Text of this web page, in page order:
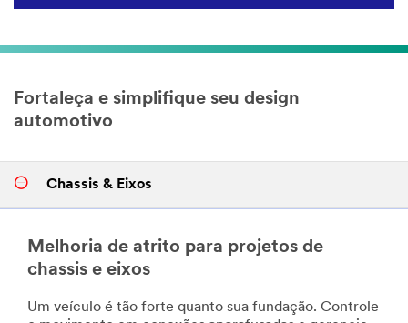
Fortaleça e simplifique seu design
automotivo
Chassis & Eixos
Melhoria de atrito para projetos de
chassis e eixos
Um veículo é tão forte quanto sua fundação. Controle